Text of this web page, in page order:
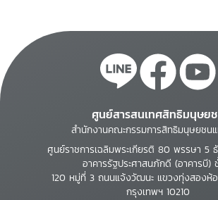
ศูนย์สารสนเทศสิทธิมนุษย
สำนักงานคณะกรรมการสิทธิมนุษยชน
ศูนย์ราชการเฉลิมพระเกียรติ 80 พรรษา 5
อาคารรัฐประศาสนภักดี (อาคารบี)
120 หมู่ที่ 3 ถนนแจ้งวัฒนะ แขวงทุ่งสองห้
กรุงเทพฯ 10210